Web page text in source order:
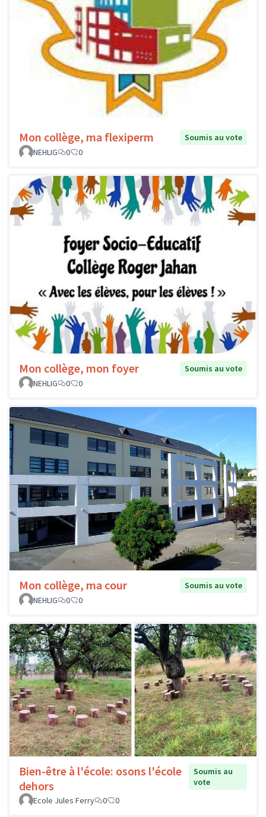
Mon collège, ma flexiperm
Soumis au vote
NEHLIG
0 0
Mon collège, mon foyer
Soumis au vote
NEHLIG
0 0
Mon collège, ma cour
Soumis au vote
NEHLIG
0 0
Bien-être à l'école: osons l'école
dehors
Soumis au
vote
Ecole Jules Ferry
0 0